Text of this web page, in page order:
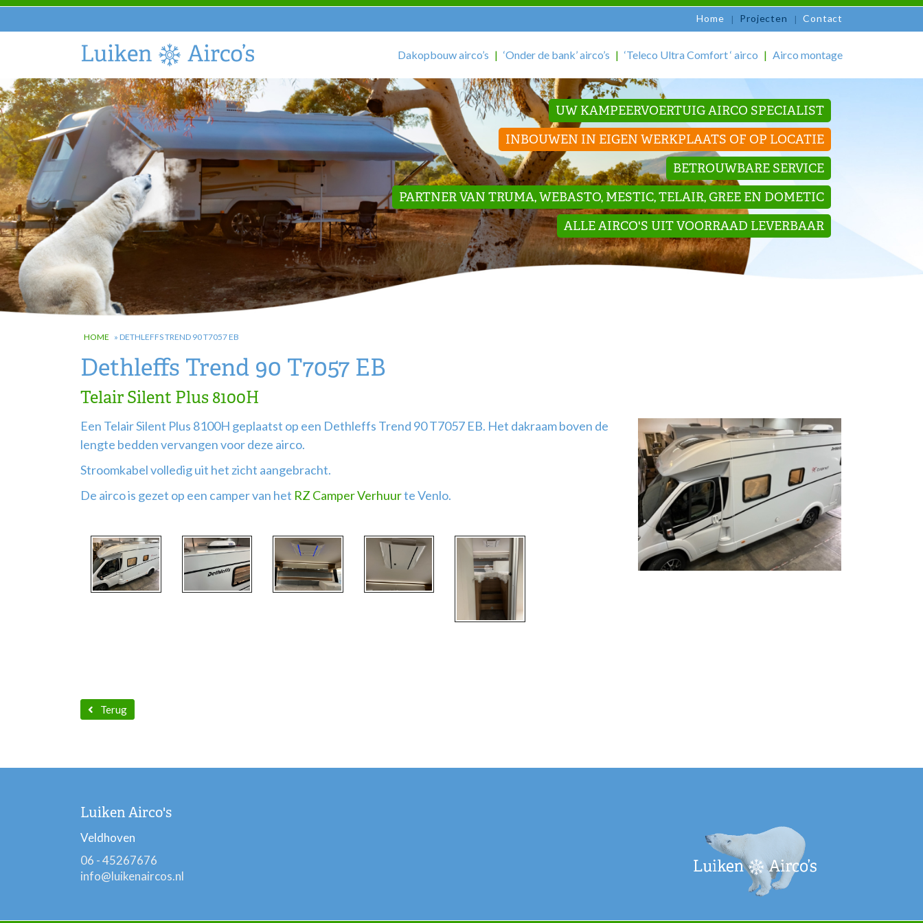
Home Projecten Contact
Dakopbouw airco’s ‘Onder de bank’ airco’s ‘Teleco Ultra Comfort ‘ airco Airco montage
UW KAMPEERVOERTUIG AIRCO SPECIALIST
INBOUWEN IN EIGEN WERKPLAATS OF OP LOCATIE
BETROUWBARE SERVICE
PARTNER VAN TRUMA, WEBASTO, MESTIC, TELAIR, GREE EN DOMETIC
ALLE AIRCO'S UIT VOORRAAD LEVERBAAR
HOME » DETHLEFFS TREND 90 T7057 EB
Dethleffs Trend 90 T7057 EB
Telair Silent Plus 8100H
Een Telair Silent Plus 8100H geplaatst op een Dethleffs Trend 90 T7057 EB. Het dakraam boven de
lengte bedden vervangen voor deze airco.
Stroomkabel volledig uit het zicht aangebracht.
De airco is gezet op een camper van het RZ Camper Verhuurte Venlo.
Terug
Luiken Airco's
Veldhoven
06 - 45267676
info@luikenaircos.nl